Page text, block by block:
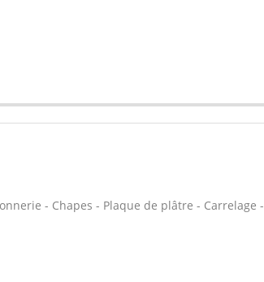
- Chapes - Plaque de plâtre - Carrelage -